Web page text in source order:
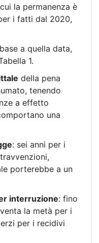
la permanenza è
i fatti dal 2020,
a quella data,
1.
della pena
tenendo
a effetto
una
: sei anni per i
porterebbe a un
interruzione: fino
la metà per i
per i recidivi